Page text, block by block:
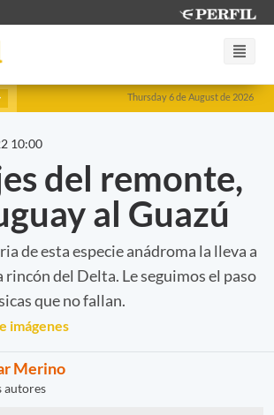
Thursday 6 de August de 2026
10:00
del remonte,
al Guazú
de esta especie anádroma la lleva a
del Delta. Le seguimos el paso
que no fallan.
imágenes
Merino
autores